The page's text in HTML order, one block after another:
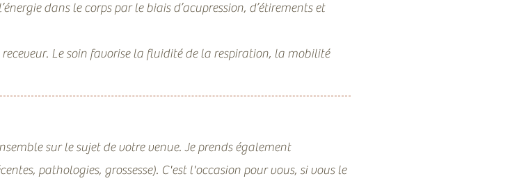
dans le corps par le biais d’acupression, d’étirements et
Le soin favorise la fluidité de la respiration, la mobilité
sur le sujet de votre venue. Je prends également
pathologies, grossesse). C'est l'occasion pour vous, si vous le